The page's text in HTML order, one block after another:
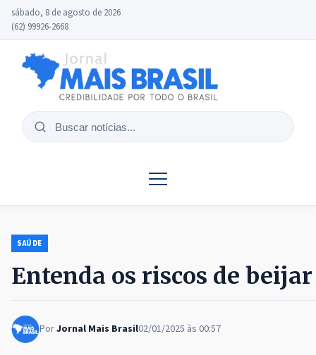
sábado, 8 de agosto de 2026
(62) 99926-2668
Buscar
SAÚDE
Entenda os riscos de
PorJornal Mais Brasil02/01/2025 às 00:57